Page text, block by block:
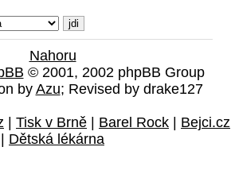
Nahoru
© 2001, 2002 phpBB Group
byAzu; Revised by drake127
| Tisk v Brně | Barel Rock | Bejci.cz
| Dětská lékárna